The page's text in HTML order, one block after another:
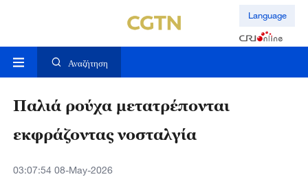
Language
Αναζήτηση
Παλιά ρούχα μετατρέπονται
εκφράζοντας νοσταλγία
03:07:54 08-May-2026